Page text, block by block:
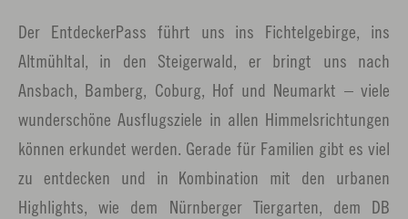
Der EntdeckerPass führt uns ins Fichtelgebirge, ins
Altmühltal, in den Steigerwald, er bringt uns nach
Ansbach, Bamberg, Coburg, Hof und Neumarkt – viele
wunderschöne Ausflugsziele in allen Himmelsrichtungen
können erkundet werden. Gerade für Familien gibt es viel
zu entdecken und in Kombination mit den urbanen
Highlights, wie dem Nürnberger Tiergarten, dem DB